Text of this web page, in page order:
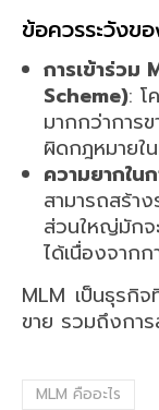
ข้อควรระวังข
การเข้าร่วม
Scheme): โ
มากกว่าการ
ผิดกฎหมายใ
ความยากใน
สามารถสร้า
ส่วนใหญ่มักจ
ได้เนื่องจาก
MLM เป็นธุรกิ
ขาย รวมถึงการ
MLM คืออะไร